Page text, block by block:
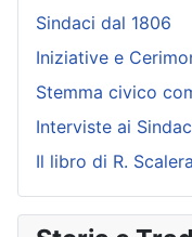
Sindaci dal 1806
Iniziative e
Stemma civico
Interviste ai
Il libro di R. Scalera